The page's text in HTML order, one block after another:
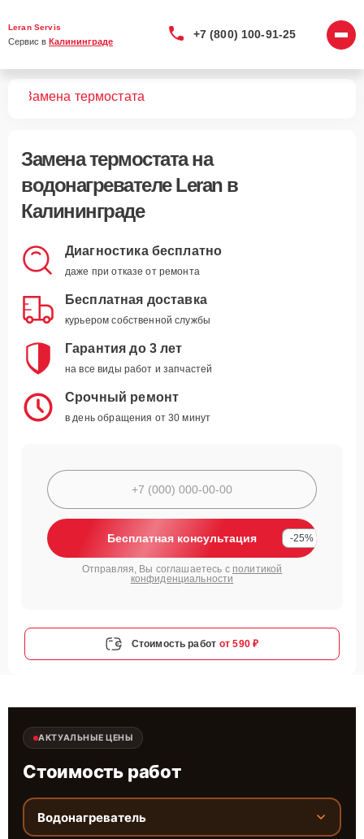
Leran Servis
Сервис в Калининграде
+7 (800) 100-91-25
Замена термостата
Замена термостатана
водонагревателе Leran в
Калининграде
Диагностика бесплатно
даже при отказе от ремонта
Бесплатная доставка
курьером собственной службы
Гарантия до 3 лет
на все виды работ и запчастей
Срочный ремонт
в день обращения от 30 минут
Бесплатная консультация -25%
Отправляя, Вы соглашаетесь с политикой
конфиденциальности
Стоимость работ от 590 ₽
АКТУАЛЬНЫЕ ЦЕНЫ
Стоимость работ
Водонагреватель